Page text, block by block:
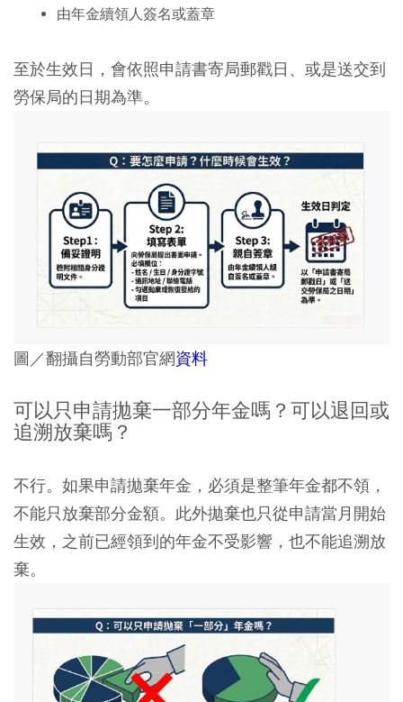
由年金續領人簽名或蓋章
至於生效日，會依照申請書寄局郵戳日、或是送交到
勞保局的日期為準。
圖／翻攝自勞動部官網資料
可以只申請拋棄一部分年金嗎？可以退回或
追溯放棄嗎？
不行。如果申請拋棄年金，必須是整筆年金都不領，
不能只放棄部分金額。此外拋棄也只從申請當月開始
生效，之前已經領到的年金不受影響，也不能追溯放
棄。